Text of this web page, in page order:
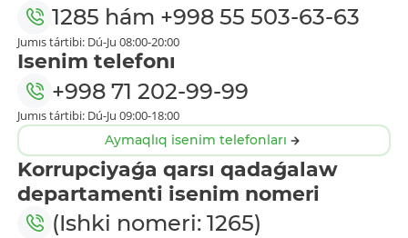
1285 hám +998 55 503-63-63
Jumıs tártibi: Dú-Ju 08:00-20:00
Isenim telefonı
+998 71 202-99-99
Jumıs tártibi: Dú-Ju 09:00-18:00
Aymaqlıq isenim telefonları
Korrupciyaǵa qarsı qadaǵalaw
departamenti isenim nomeri
(Ishki nomeri: 1265)